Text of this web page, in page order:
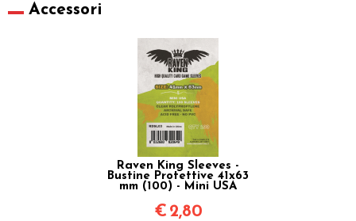
Accessori
Raven King Sleeves -
Bustine Protettive 41x63
mm (100) - Mini USA
€ 2,80